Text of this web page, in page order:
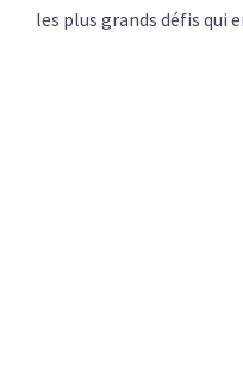
les plus grands défis qui